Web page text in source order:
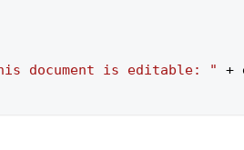
document is editable: " +